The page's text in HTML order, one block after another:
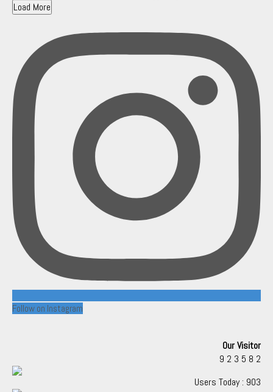
Load More
Follow on Instagram
Our Visitor
9 2 3 5 8 2
Users Today : 903